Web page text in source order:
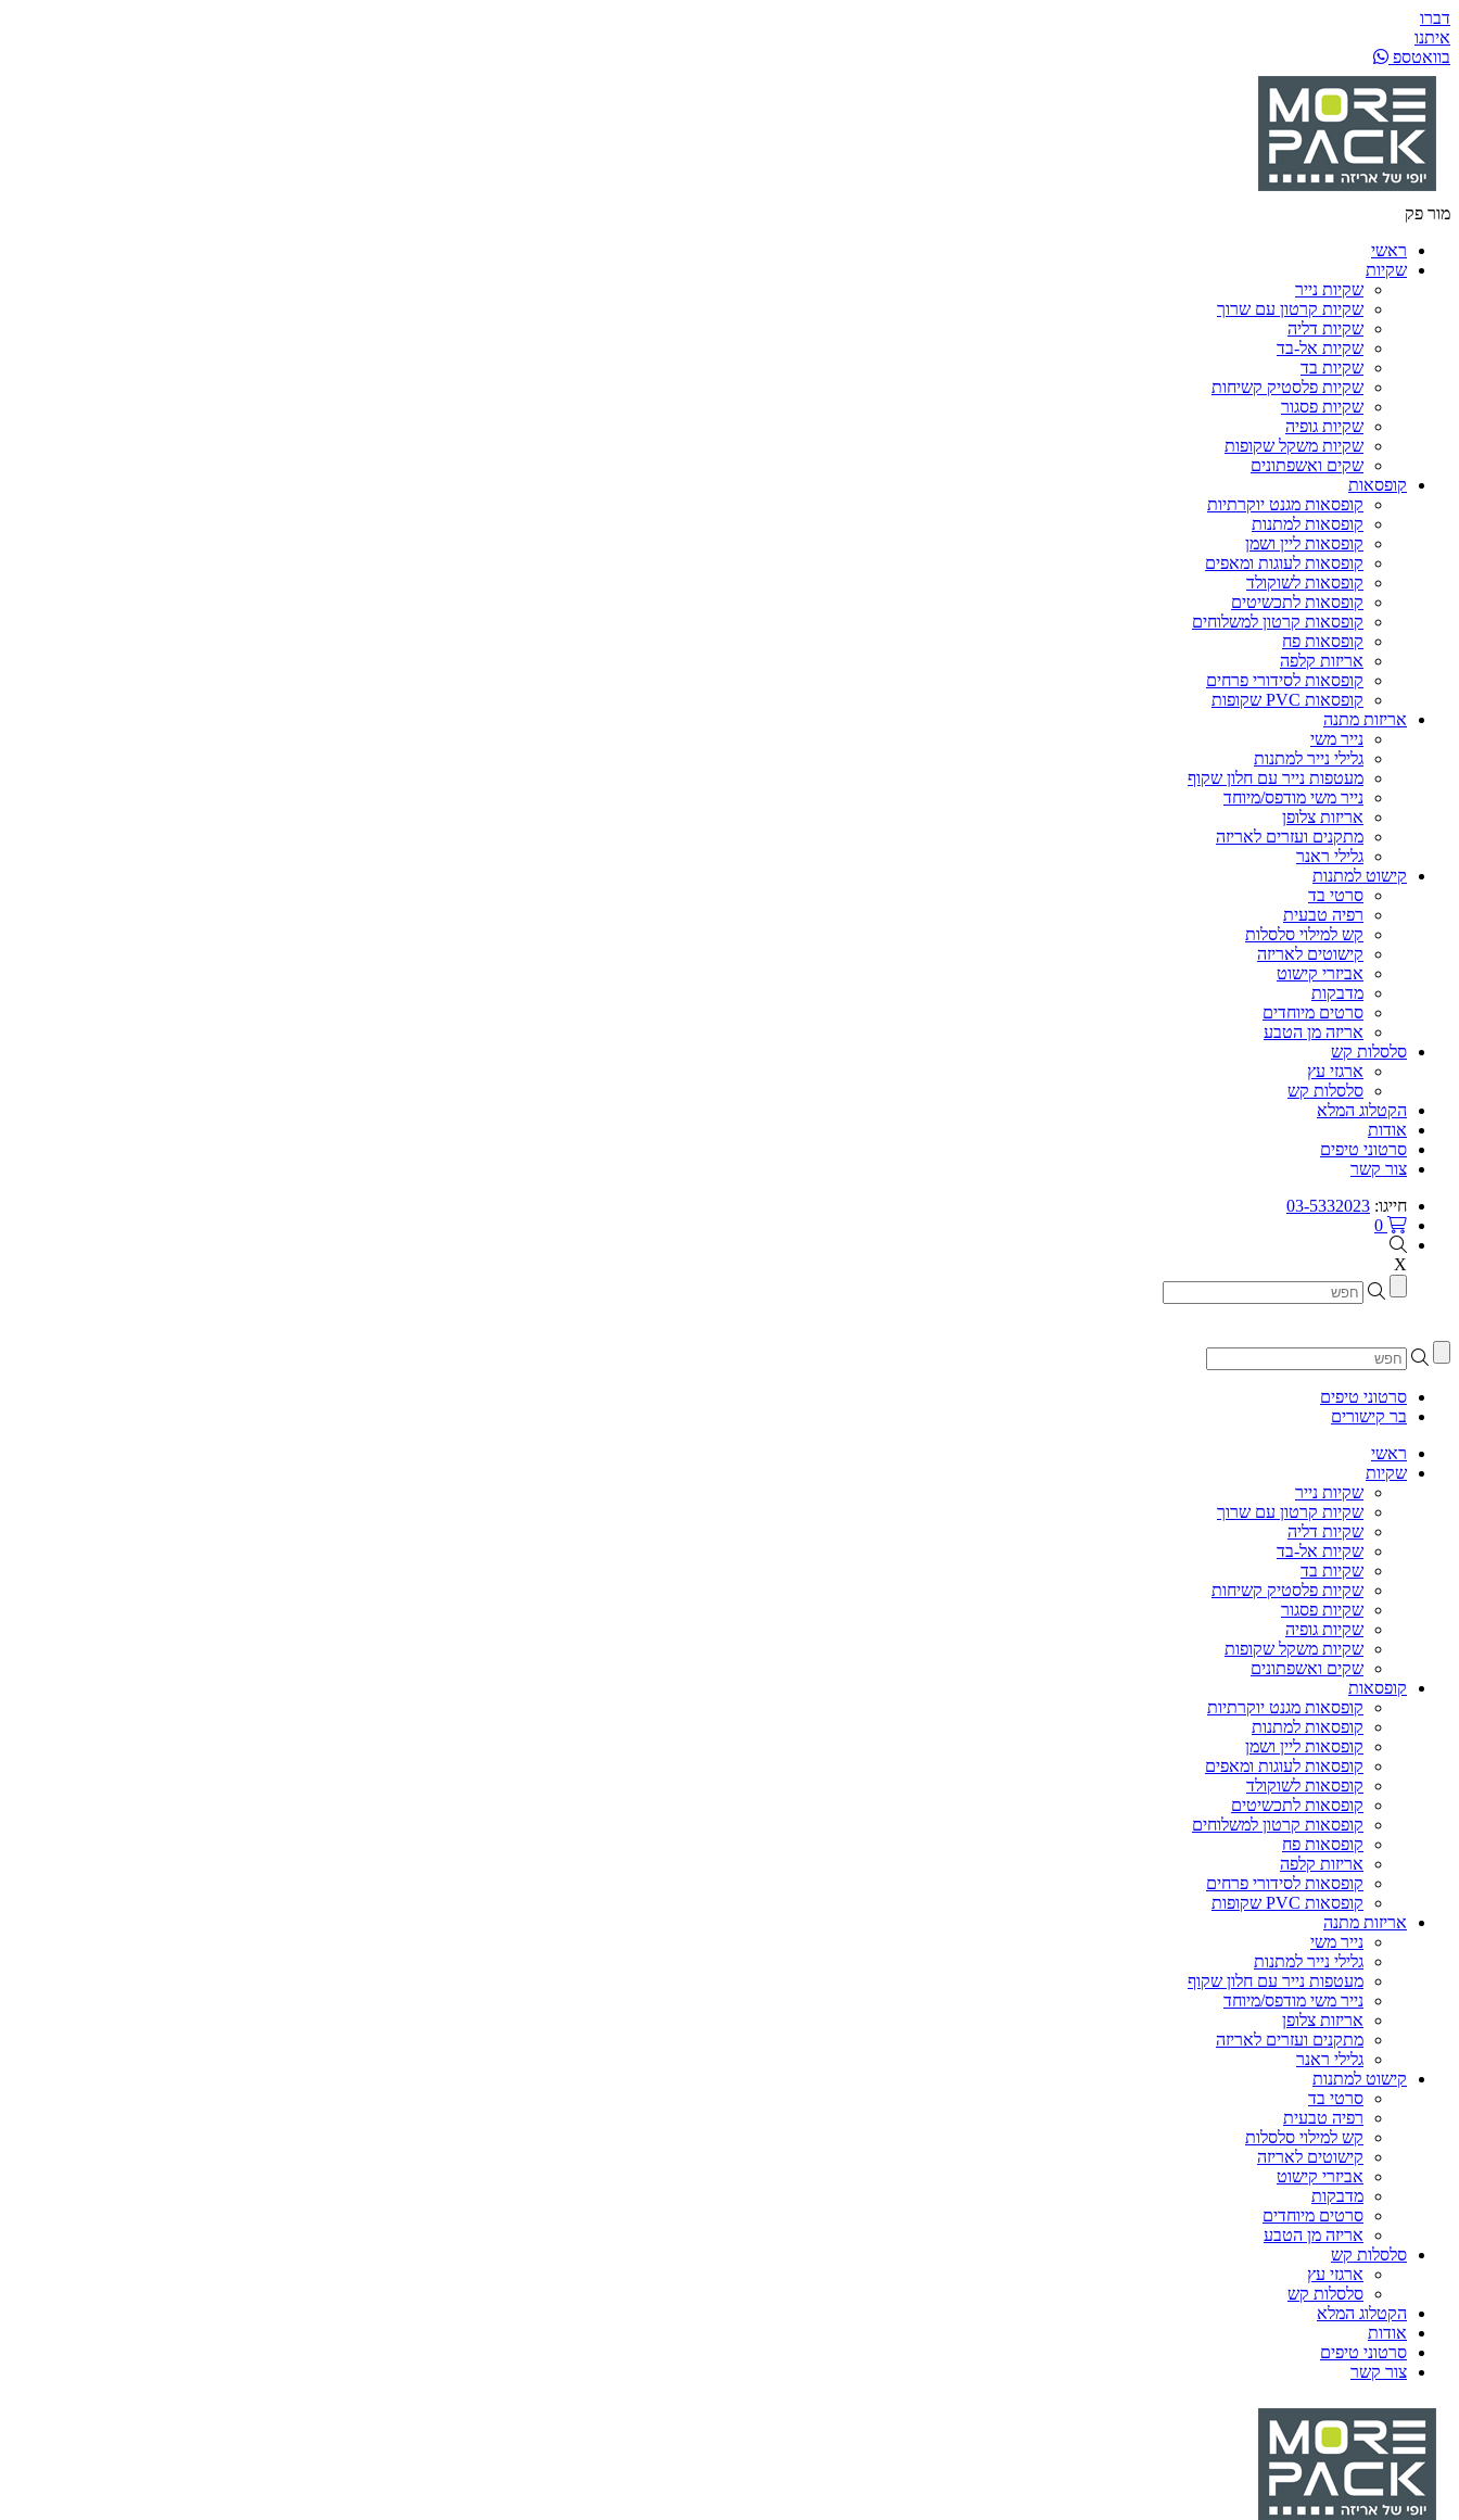
דברו
איתנו
בוואטספ
מור פק
ראשי
שקיות
שקיות נייר
שקיות קרטון עם שרוך
שקיות דליה
שקיות אל-בד
שקיות בד
שקיות פלסטיק קשיחות
שקיות פסגור
שקיות גופיה
שקיות משקל שקופות
שקים ואשפתונים
קופסאות
קופסאות מגנט יוקרתיות
קופסאות למתנות
קופסאות ליין ושמן
קופסאות לעוגות ומאפים
קופסאות לשוקולד
קופסאות לתכשיטים
קופסאות קרטון למשלוחים
קופסאות פח
אריזות קלפה
קופסאות לסידורי פרחים
קופסאות PVC שקופות
אריזות מתנה
נייר משי
גלילי נייר למתנות
מעטפות נייר עם חלון שקוף
נייר משי מודפס/מיוחד
אריזות צלופן
מתקנים ועזרים לאריזה
גלילי ראנר
קישוט למתנות
סרטי בד
רפיה טבעית
קש למילוי סלסלות
קישוטים לאריזה
אביזרי קישוט
מדבקות
סרטים מיוחדים
אריזה מן הטבע
סלסלות קש
ארגזי עץ
סלסלות קש
הקטלוג המלא
אודות
סרטוני טיפים
צור קשר
חייגו: 03-5332023
0
X
סרטוני טיפים
בר קישורים
ראשי
שקיות
שקיות נייר
שקיות קרטון עם שרוך
שקיות דליה
שקיות אל-בד
שקיות בד
שקיות פלסטיק קשיחות
שקיות פסגור
שקיות גופיה
שקיות משקל שקופות
שקים ואשפתונים
קופסאות
קופסאות מגנט יוקרתיות
קופסאות למתנות
קופסאות ליין ושמן
קופסאות לעוגות ומאפים
קופסאות לשוקולד
קופסאות לתכשיטים
קופסאות קרטון למשלוחים
קופסאות פח
אריזות קלפה
קופסאות לסידורי פרחים
קופסאות PVC שקופות
אריזות מתנה
נייר משי
גלילי נייר למתנות
מעטפות נייר עם חלון שקוף
נייר משי מודפס/מיוחד
אריזות צלופן
מתקנים ועזרים לאריזה
גלילי ראנר
קישוט למתנות
סרטי בד
רפיה טבעית
קש למילוי סלסלות
קישוטים לאריזה
אביזרי קישוט
מדבקות
סרטים מיוחדים
אריזה מן הטבע
סלסלות קש
ארגזי עץ
סלסלות קש
הקטלוג המלא
אודות
סרטוני טיפים
צור קשר